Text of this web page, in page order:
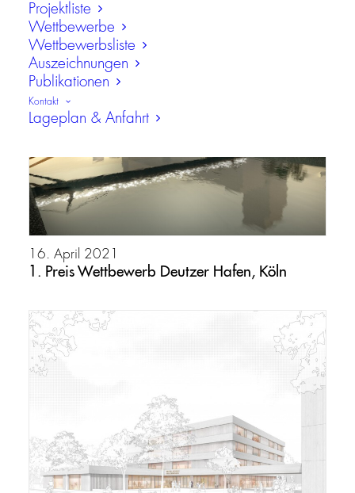
Projektliste
Wettbewerbe
Wettbewerbsliste
Auszeichnungen
Publikationen
Kontakt
Lageplan & Anfahrt
16. April 2021
1. Preis Wettbewerb Deutzer Hafen, Köln